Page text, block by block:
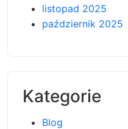
listopad 2025
październik 2025
Kategorie
Blog